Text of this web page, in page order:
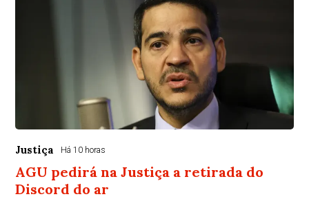
Justiça Há 10 horas
AGU pedirá na Justiça a retirada do
Discord do ar